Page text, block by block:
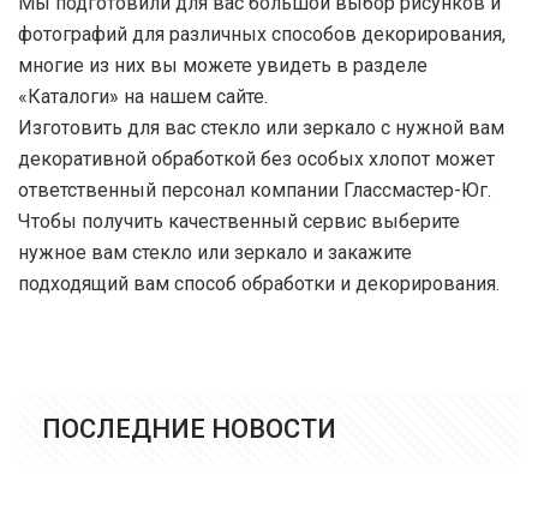
фотографий для различных способов декорирования,
многие из них вы можете увидеть в разделе
«Каталоги» на нашем сайте.
Изготовить для вас стекло или зеркало с нужной вам
декоративной обработкой без особых хлопот может
ответственный персонал компании Глассмастер-Юг.
Чтобы получить качественный сервис выберите
нужное вам стекло или зеркало и закажите
подходящий вам способ обработки и декорирования.
ПОСЛЕДНИЕ НОВОСТИ